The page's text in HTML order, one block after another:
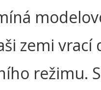
zemi vrací
režimu.